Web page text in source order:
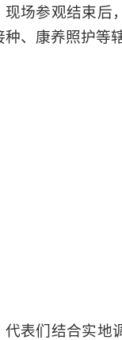
现场参观结束后
种、康养照护等
代表们结合实地